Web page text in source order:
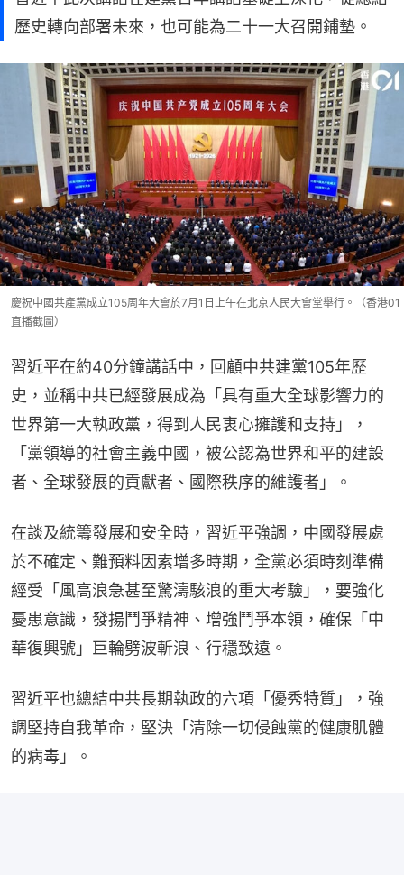
歷史轉向部署未來，也可能為二十一大召開鋪墊。
慶祝中國共產黨成立105周年大會於7月1日上午在北京人民大會堂舉行。（香港01
直播截圖）
習近平在約40分鐘講話中，回顧中共建黨105年歷
史，並稱中共已經發展成為「具有重大全球影響力的
世界第一大執政黨，得到人民衷心擁護和支持」，
「黨領導的社會主義中國，被公認為世界和平的建設
者、全球發展的貢獻者、國際秩序的維護者」。
在談及統籌發展和安全時，習近平強調，中國發展處
於不確定、難預料因素增多時期，全黨必須時刻準備
經受「風高浪急甚至驚濤駭浪的重大考驗」，要強化
憂患意識，發揚鬥爭精神、增強鬥爭本領，確保「中
華復興號」巨輪劈波斬浪、行穩致遠。
習近平也總結中共長期執政的六項「優秀特質」，強
調堅持自我革命，堅決「清除一切侵蝕黨的健康肌體
的病毒」。